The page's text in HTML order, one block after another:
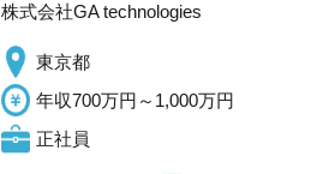
株式会社GA technologies
東京都
年収700万円～1,000万円
正社員